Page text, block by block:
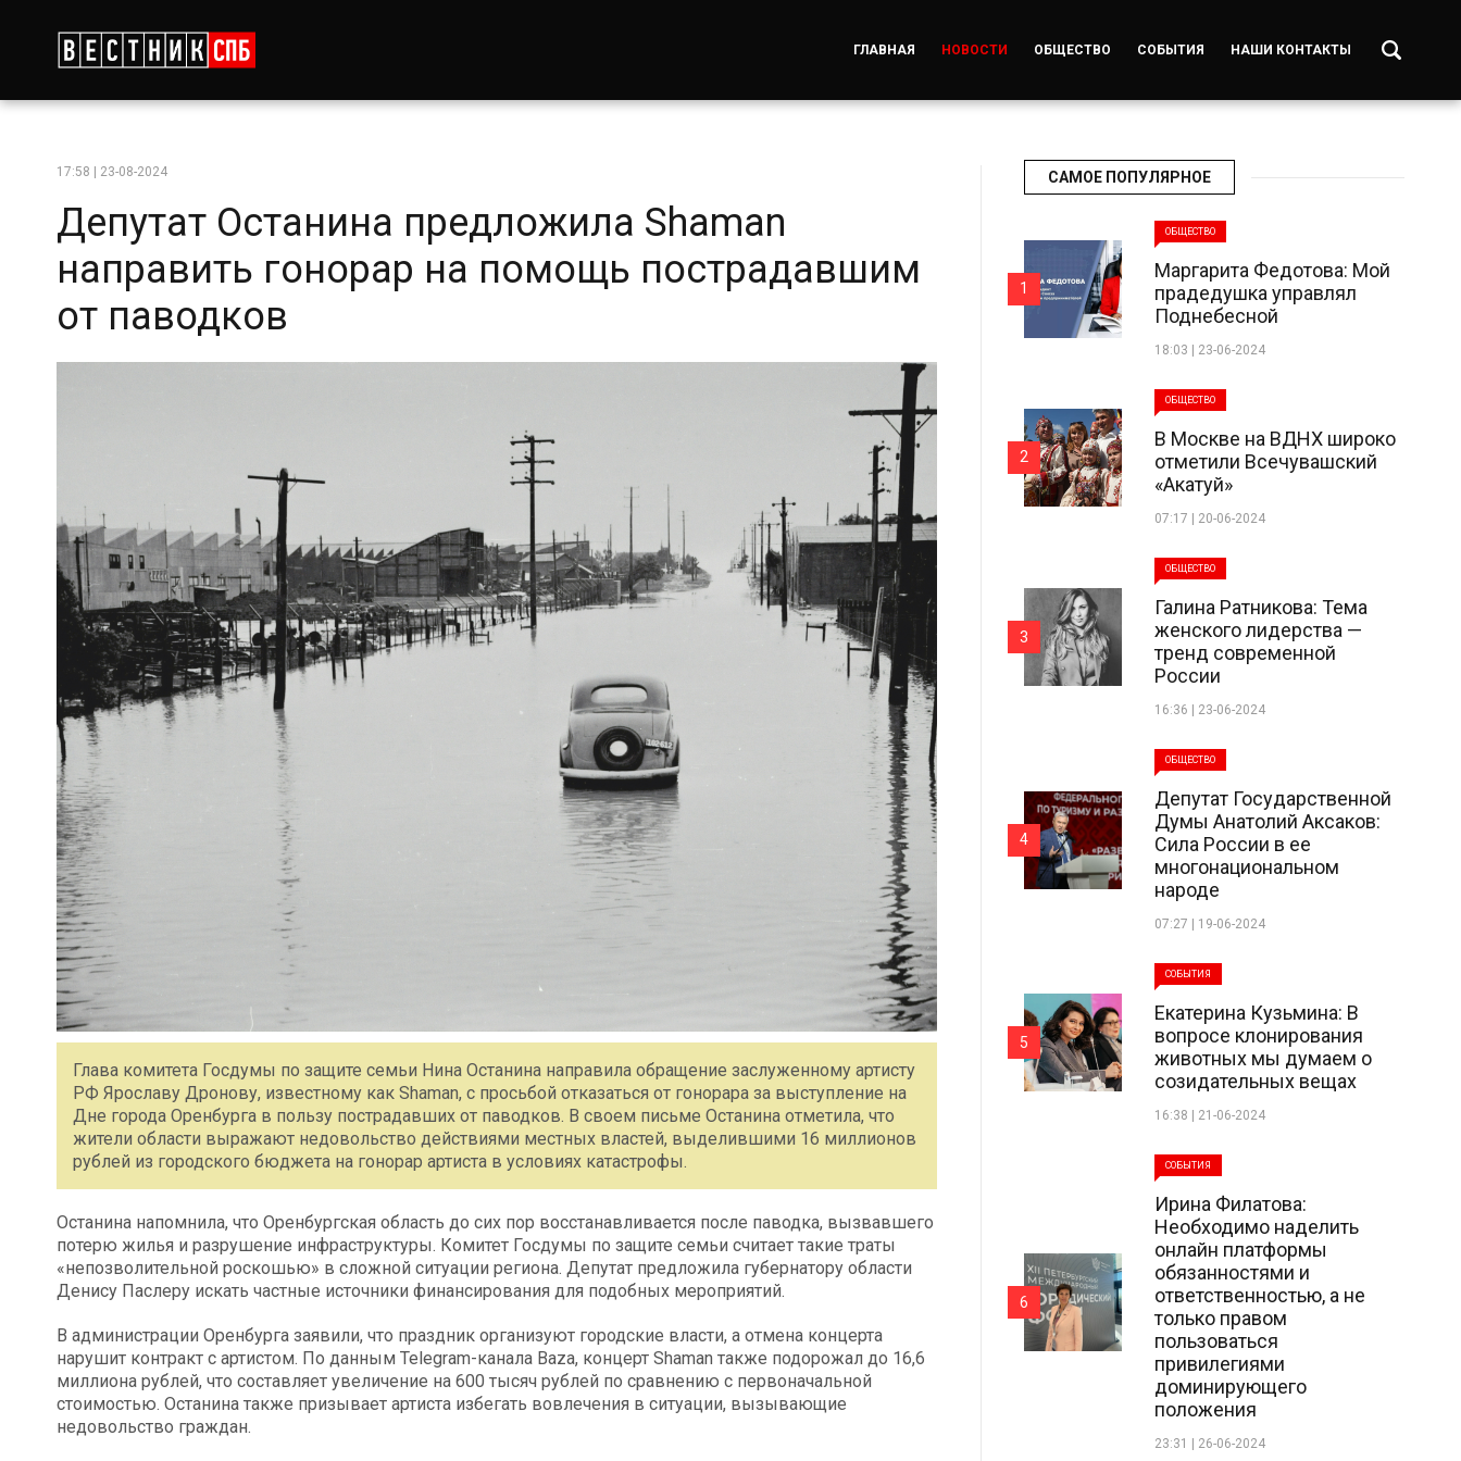
ГЛАВНАЯ НОВОСТИ ОБЩЕСТВО СОБЫТИЯ НАШИ КОНТАКТЫ
17:58 | 23-08-2024
Депутат Останина предложила Shaman
направить гонорар на помощь пострадавшим
от паводков
Глава комитета Госдумы по защите семьи Нина Останина направила обращение заслуженному артисту
РФ Ярославу Дронову, известному как Shaman, с просьбой отказаться от гонорара за выступление на
Дне города Оренбурга в пользу пострадавших от паводков. В своем письме Останина отметила, что
жители области выражают недовольство действиями местных властей, выделившими 16 миллионов
рублей из городского бюджета на гонорар артиста в условиях катастрофы.
Останина напомнила, что Оренбургская область до сих пор восстанавливается после паводка, вызвавшего
потерю жилья и разрушение инфраструктуры. Комитет Госдумы по защите семьи считает такие траты
«непозволительной роскошью» в сложной ситуации региона. Депутат предложила губернатору области
Денису Паслеру искать частные источники финансирования для подобных мероприятий.
В администрации Оренбурга заявили, что праздник организуют городские власти, а отмена концерта
нарушит контракт с артистом. По данным Telegram-канала Baza, концерт Shaman также подорожал до 16,6
миллиона рублей, что составляет увеличение на 600 тысяч рублей по сравнению с первоначальной
стоимостью. Останина также призывает артиста избегать вовлечения в ситуации, вызывающие
недовольство граждан.
САМОЕ ПОПУЛЯРНОЕ
ОБЩЕСТВО
Маргарита Федотова: Мой
прадедушка управлял
Поднебесной
18:03 | 23-06-2024
1
ОБЩЕСТВО
В Москве на ВДНХ широко
отметили Всечувашский
«Акатуй»
07:17 | 20-06-2024
2
ОБЩЕСТВО
Галина Ратникова: Тема
женского лидерства —
тренд современной
России
16:36 | 23-06-2024
3
ОБЩЕСТВО
Депутат Государственной
Думы Анатолий Аксаков:
Сила России в ее
многонациональном
народе
07:27 | 19-06-2024
4
СОБЫТИЯ
Екатерина Кузьмина: В
вопросе клонирования
животных мы думаем о
созидательных вещах
16:38 | 21-06-2024
5
СОБЫТИЯ
Ирина Филатова:
Необходимо наделить
онлайн платформы
обязанностями и
ответственностью, а не
только правом
пользоваться
привилегиями
доминирующего
положения
23:31 | 26-06-2024
6